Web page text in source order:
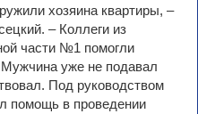
хозяина квартиры, –
– Коллеги из
части №1 помогли
Мужчина уже не подавал
Под руководством
помощь в проведении